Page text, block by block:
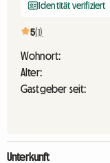
Identität verifiziert
5(1)
Wohnort:
Alter:
Gastgeber seit:
Unterkunft